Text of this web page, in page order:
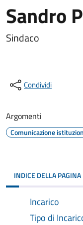
Sandro
Sindaco
Condividi
Argomenti
Comunicazione
INDICE DELLA PAGINA
Incarico
Tipo di